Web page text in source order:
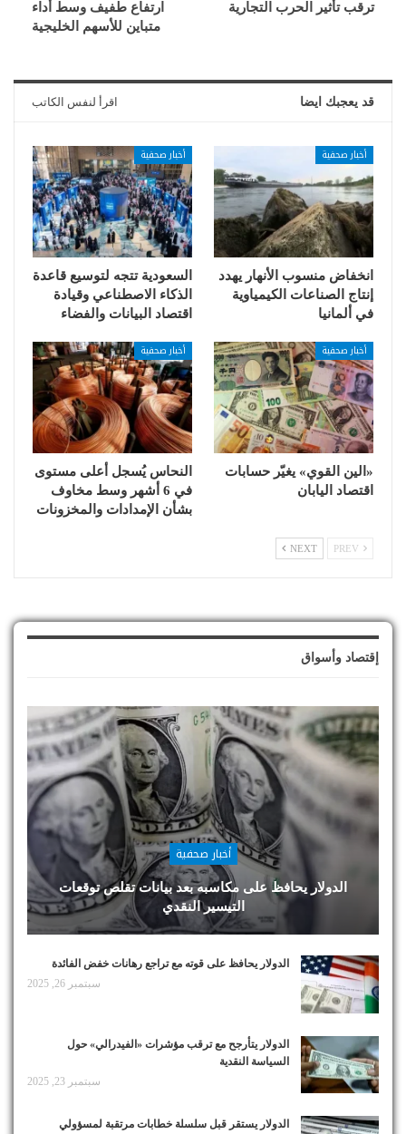
ترقب تأثير الحرب التجارية
ارتفاع طفيف وسط أداء
متباين للأسهم الخليجية
قد يعجبك ايضا اقرأ لنفس الكاتب
أخبار صحفية
انخفاض منسوب الأنهار يهدد
إنتاج الصناعات الكيمياوية
في ألمانيا
أخبار صحفية
السعودية تتجه لتوسيع قاعدة
الذكاء الاصطناعي وقيادة
اقتصاد البيانات والفضاء
أخبار صحفية
«الين القوي» يغيّر حسابات
اقتصاد اليابان
أخبار صحفية
النحاس يُسجل أعلى مستوى
في 6 أشهر وسط مخاوف
بشأن الإمدادات والمخزونات
NEXT
إقتصاد وأسواق
أخبار صحفية
الدولار يحافظ على مكاسبه بعد بيانات تقلص توقعات
التيسير النقدي
الدولار يحافظ على قوته مع تراجع رهانات خفض الفائدة
سبتمبر 26, 2025
الدولار يتأرجح مع ترقب مؤشرات «الفيدرالي» حول
السياسة النقدية
سبتمبر 23, 2025
الدولار يستقر قبل سلسلة خطابات مرتقبة لمسؤولي